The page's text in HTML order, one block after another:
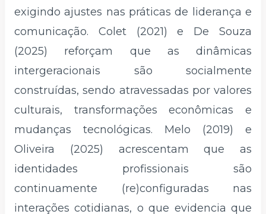
exigindo ajustes nas práticas de liderança e
comunicação. Colet (2021) e De Souza
(2025) reforçam que as dinâmicas
intergeracionais são socialmente
construídas, sendo atravessadas por valores
culturais, transformações econômicas e
mudanças tecnológicas. Melo (2019) e
Oliveira (2025) acrescentam que as
identidades profissionais são
continuamente (re)configuradas nas
interações cotidianas, o que evidencia que